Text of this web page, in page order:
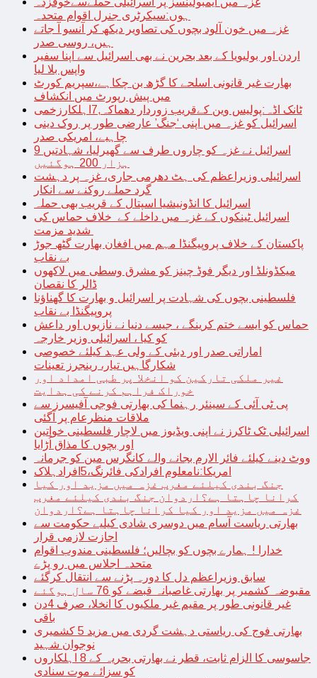
ہوں:سیکرٹری جنرل اقوام متحدہ
غزہ میں خون آلود بچوں کی تصاویر دیکھ کر آنسو آ جاتے
ہیں، روسی صدر
اردن اور بولیویا کے بعد بحرین نے بھی اسرائیل سے اپنا سفیر
واپس بلا لیا
بھارت غیر قانونی اسلحے کا گڑھ بن چکاہے،سپریم کورٹ
میں پیش رپورٹ میں انکشاف
ٹانک اڈہ:پولیس وین کےقریب زوردار دھماکہ,7اہلکارزخمی
اسرائیل کو غزہ میں اپنی ‘جنگ’ عارضی طور پر روک دینی
چاہیے، امریکی صدر
اسرائیل نے غزہ کو چاروں طرف سے گھیرلیا، شہادتیں 9
ہزار 200 ہوگئیں
اسرائیلی وزیراعظم کی ہٹ دھرمی جاری، غزہ پر دہشت
گرد حملے روکنے سے انکار
اسرائیل کا انڈونیشیا اسپتال کے قریب بھی حملہ
اسرائیل ٹینکوں کے غزہ میں داخلے کے خلاف حماس کی
پاکستان کے خلاف پروپیگنڈا مہم میں افغان بھارت گٹھ جوڑ
بے نقاب
میکڈونلڈ اور دیگر فوڈ چینز کو مشرق وسطی میں لاکھوں
ڈالر کا نقصان
فلسطینی بچوں کی شہادت پر اسرائیل و بھارت کا گھناؤنا
پروپیگنڈا بے نقاب
حماس کو ایسے ختم کرینگے ، جیسے دنیا نے نازیوں اور داعش
کو کیا ، اسرائیلی وزیر خارجہ
اماراتی صدر اور دبئی کے ولی عہد کیلئے خصوصی
شکارگاہیں تیار، رینجرز تعینات
غیر ملکی تارکین کو انخلا پر طبی امداد اور
خوراک فراہم کرنے کی ہدایت
پی ٹی آئی کے سینئر رہنما کی بھارتی فوجی آفیسرز سے
ملاقات منظرعام پر آگئی
اسرائیلی ٹک ٹاکرز نے اپنی ویڈیوز میں لاچار فلسطینی خواتین
اور بچوں کا مذاق اُڑایا
ووٹ دینے کیلئے فائر الارم بجانے والے کانگرس مین کو جرمانہ
امریکا:نامعلوم افرادکی فائرنگ،5افرادہلاک
جنگ بندی کیلئے مغرب غزہ میں مزید اور کیا
کرانا چاہتا ہے؟اردوان جنگ بندی کیلئے مغرب
غزہ میں مزید اور کیا کرانا چاہتا ہے؟اردوان
بھارتی ریاست آسام میں دوسری شادی کیلیے حکومت سے
اجازت لازمی قرار
خدارا ! ہمارے بچوں کو بچالیں؛ فلسطینی مندوب اقوام
متحدہ اجلاس میں رو پڑے
سابق وزیراعظم دل کا دورہ پڑنے سے انتقال کرگئے
مقبوضہ کشمیر پر بھارتی غاصبانہ قبضے کو 76 سال ہوگئے
غیر قانونی طور پر مقیم غیر ملکیوں کا انخلا، صرف 4دن
باقی
بھارتی فوج کی ریاستی دہشت گردی میں مزید 5 کشمیری
نوجوان شہید
جاسوسی کا الزام ثابت، قطر نے بھارتی بحریہ کے 8 اہلکاروں
کو سزائے موت سنادی